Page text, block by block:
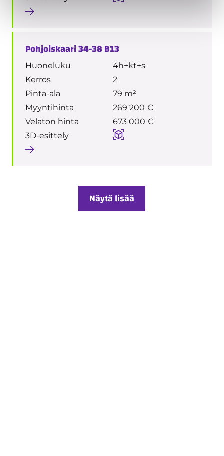
Pohjoiskaari 34-38 B13
Huoneluku
4h+kt+s
Kerros
2
Pinta-ala
79 m²
Myyntihinta
269 200 €
Velaton hinta
673 000 €
3D-esittely
Näytä lisää